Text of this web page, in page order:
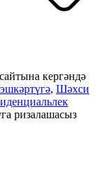
кергәндә
, Шәхси
ризалашасыз